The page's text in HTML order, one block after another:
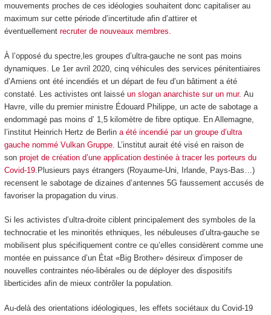
mouvements proches de ces idéologies souhaitent donc capitaliser au
maximum sur cette période d’incertitude afin d’attirer et
éventuellementrecruter de nouveaux membres.
À l’opposé du spectre,les groupes d’ultra-gauche ne sont pas moins
dynamiques. Le 1er avril 2020, cinq véhicules des services pénitentiaires
d’Amiens ont été incendiés et un départ de feu d’un bâtiment a été
constaté. Les activistes ont laissé un slogan anarchiste sur un mur. Au
Havre, ville du premier ministre Édouard Philippe, un acte de sabotage a
endommagé pas moins d’ 1,5 kilomètre de fibre optique. En Allemagne,
l’institut Heinrich Hertz de Berlin a été incendié par un groupe d’ultra
gauche nommé Vulkan Gruppe. L’institut aurait été visé en raison de
son projet de création d’une application destinée à tracer les porteurs du
Covid-19.Plusieurs pays étrangers (Royaume-Uni, Irlande, Pays-Bas…)
recensent le sabotage de dizaines d’antennes 5G faussement accusés de
favoriser la propagation du virus.
Si les activistes d’ultra-droite ciblent principalement des symboles de la
technocratie et les minorités ethniques, les nébuleuses d’ultra-gauche se
mobilisent plus spécifiquement contre ce qu’elles considèrent comme une
montée en puissance d’un État «Big Brother» désireux d’imposer de
nouvelles contraintes néo-libérales ou de déployer des dispositifs
liberticides afin de mieux contrôler la population.
Au-delà des orientations idéologiques, les effets sociétaux du Covid-19